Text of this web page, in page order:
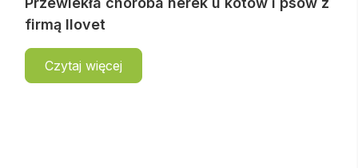
firmą Ilovet
Czytaj więcej